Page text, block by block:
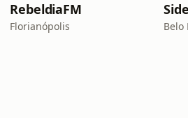
RebeldiaFM
Florianópolis Belo